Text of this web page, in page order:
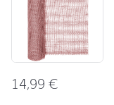
14,99€